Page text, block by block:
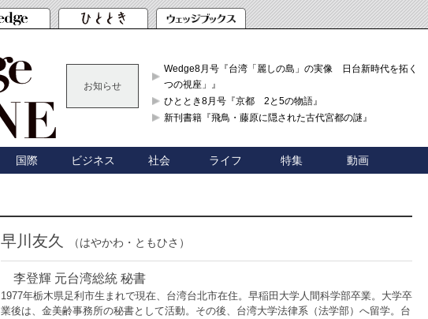
お知らせ
Wedge8月号『台湾「麗しの島」の実像 日台新時代を拓く「3
つの視座」』
ひととき8月号『京都 2と5の物語』
新刊書籍『飛鳥・藤原に隠された古代宮都の謎』
国際 ビジネス 社会 ライフ 特集 動画
早川友久 （はやかわ・ともひさ）
李登輝 元台湾総統 秘書
1977年栃木県足利市生まれで現在、台湾台北市在住。早稲田大学人間科学部卒業。大学卒
業後は、金美齢事務所の秘書として活動。その後、台湾大学法律系（法学部）へ留学。台